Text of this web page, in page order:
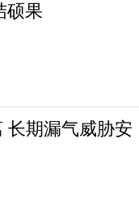
硕果
长期漏气威胁安